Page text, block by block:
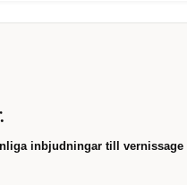
inbjudningar till vernissage